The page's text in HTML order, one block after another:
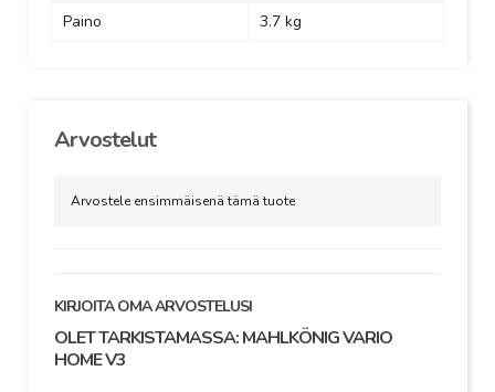
Paino
3.7 kg
Arvostelut
Arvostele ensimmäisenä tämä tuote
KIRJOITA OMA ARVOSTELUSI
OLET TARKISTAMASSA:MAHLKÖNIG VARIO
HOME V3